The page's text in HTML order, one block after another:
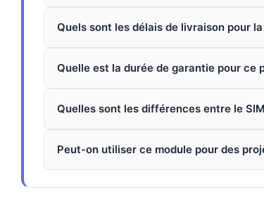
Quels sont les délais de livraison pour
Quelle est la durée de garantie pour ce
Quelles sont les différences entre le
Peut-on utiliser ce module pour des